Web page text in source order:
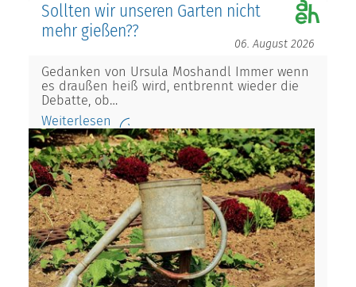
Sollten wir unseren Garten nicht
mehr gießen??
06. August 2026
Gedanken von Ursula Moshandl Immer wenn
es draußen heiß wird, entbrennt wieder die
Debatte, ob…
Weiterlesen